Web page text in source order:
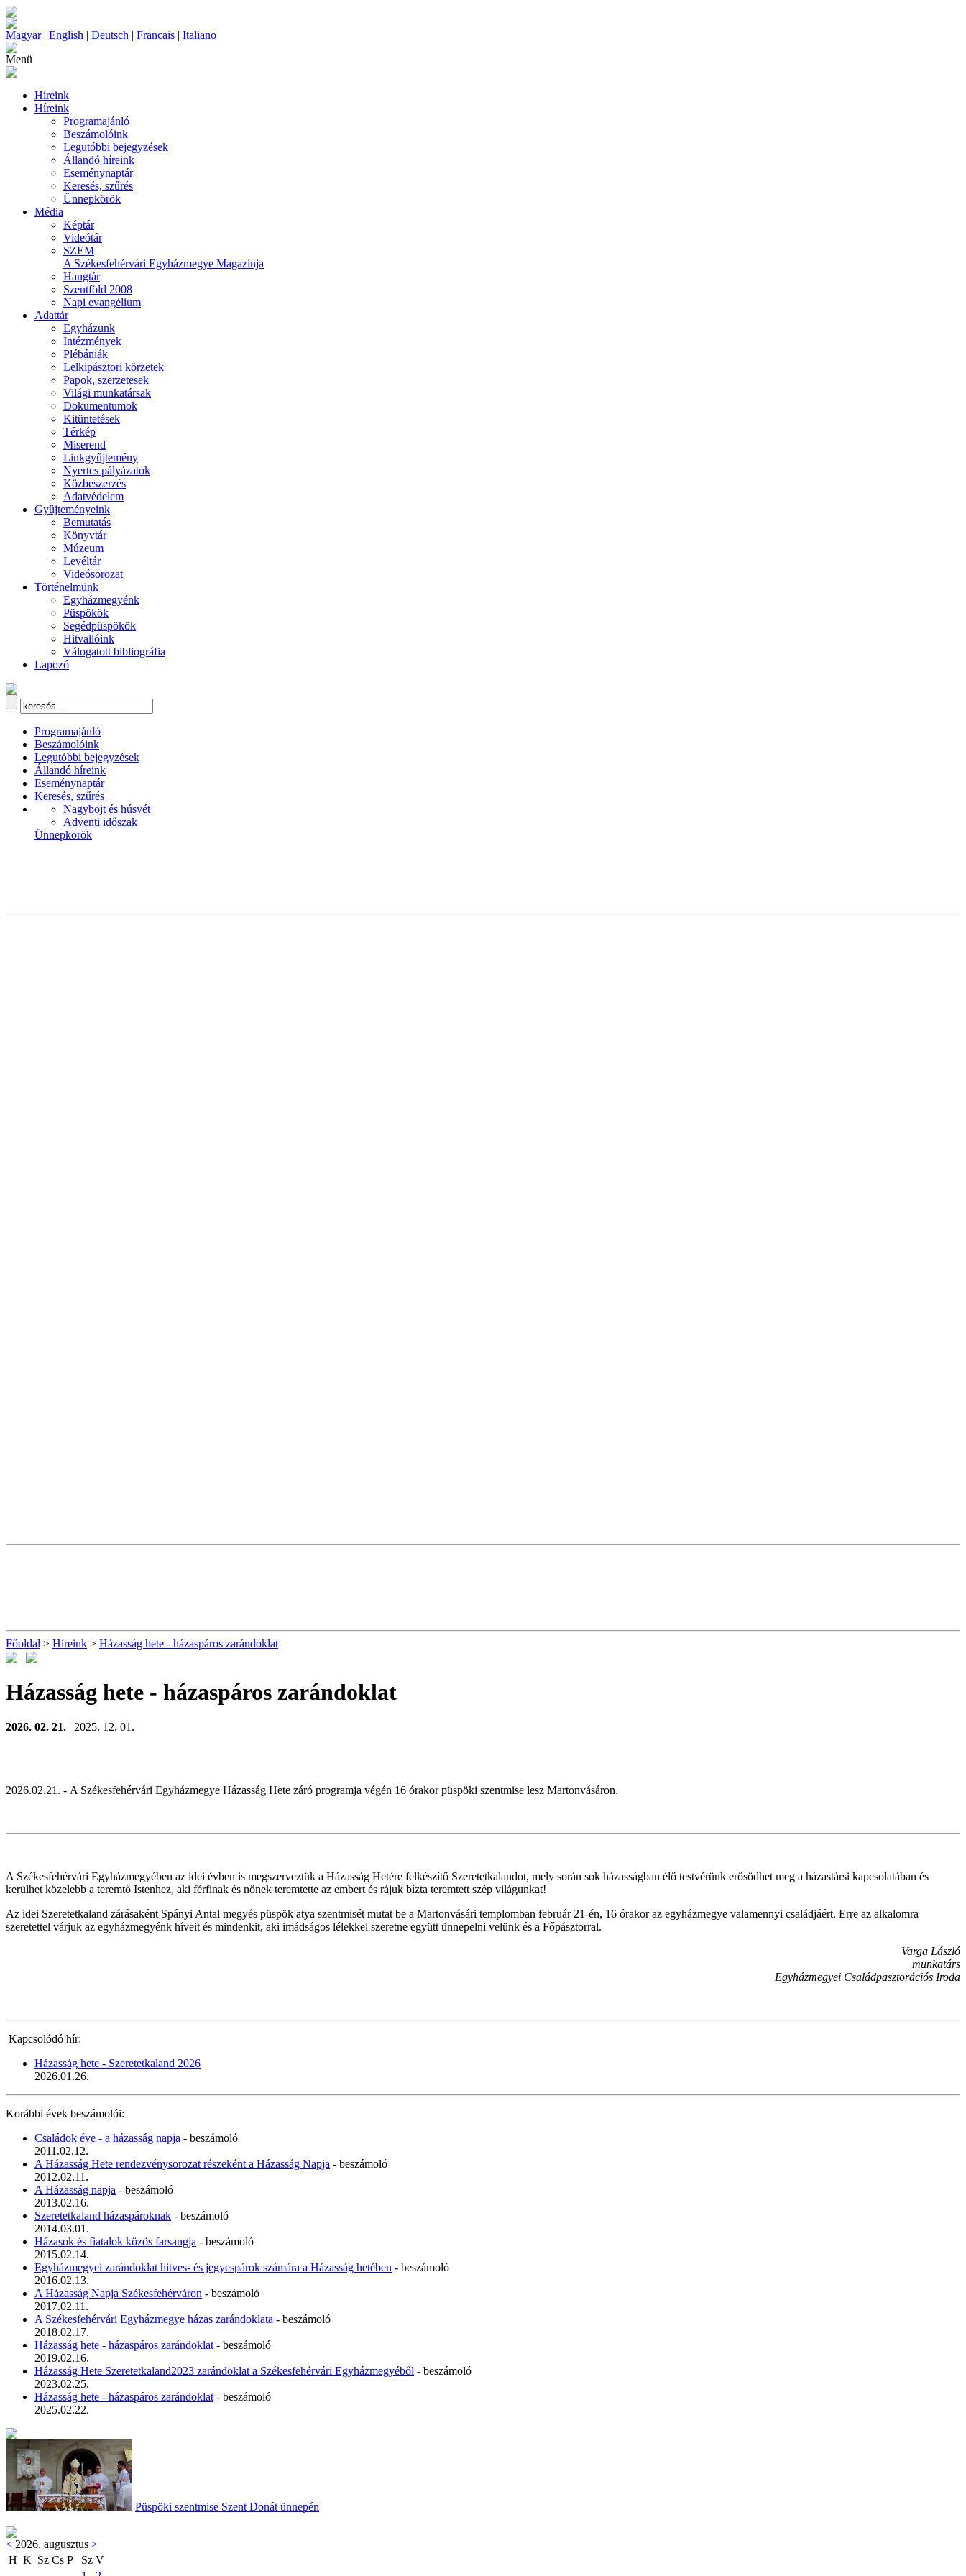
Magyar| English | Deutsch | Francais | Italiano
Menü
Híreink
Híreink
Programajánló
Beszámolóink
Legutóbbi bejegyzések
Állandó híreink
Eseménynaptár
Keresés, szűrés
Ünnepkörök
Média
Képtár
Videótár
SZEM
A Székesfehérvári Egyházmegye Magazinja
Hangtár
Szentföld 2008
Napi evangélium
Adattár
Egyházunk
Intézmények
Plébániák
Lelkipásztori körzetek
Papok, szerzetesek
Világi munkatársak
Dokumentumok
Kitüntetések
Térkép
Miserend
Linkgyűjtemény
Nyertes pályázatok
Közbeszerzés
Adatvédelem
Gyűjteményeink
Bemutatás
Könyvtár
Múzeum
Levéltár
Videósorozat
Történelmünk
Egyházmegyénk
Püspökök
Segédpüspökök
Hitvallóink
Válogatott bibliográfia
Lapozó
Programajánló
Beszámolóink
Legutóbbi bejegyzések
Állandó híreink
Eseménynaptár
Keresés, szűrés
Nagyböjt és húsvét
Adventi időszak
Ünnepkörök
Főoldal > Híreink > Házasság hete - házaspáros zarándoklat
Házasság hete - házaspáros zarándoklat
2026. 02. 21. | 2025. 12. 01.
2026.02.21. - A Székesfehérvári Egyházmegye Házasság Hete záró programja végén 16 órakor püspöki szentmise lesz Martonvásáron.
A Székesfehérvári Egyházmegyében az idei évben is megszerveztük a Házasság Hetére felkészítő Szeretetkalandot, mely során sok házasságban élő testvérünk erősödhet meg a házastársi kapcsolatában és
kerülhet közelebb a teremtő Istenhez, aki férfinak és nőnek teremtette az embert és rájuk bízta teremtett szép világunkat!
Az idei Szeretetkaland zárásaként Spányi Antal megyés püspök atya szentmisét mutat be a Martonvásári templomban február 21-én, 16 órakor az egyházmegye valamennyi családjáért. Erre az alkalomra
szeretettel várjuk az egyházmegyénk híveit és mindenkit, aki imádságos lélekkel szeretne együtt ünnepelni velünk és a Főpásztorral.
Varga László
munkatárs
Egyházmegyei Családpasztorációs Iroda
Kapcsolódó hír:
Házasság hete - Szeretetkaland 2026
2026.01.26.
Korábbi évek beszámolói:
Családok éve - a házasság napja - beszámoló
2011.02.12.
A Házasság Hete rendezvénysorozat részeként a Házasság Napja - beszámoló
2012.02.11.
A Házasság napja - beszámoló
2013.02.16.
Szeretetkaland házaspároknak - beszámoló
2014.03.01.
Házasok és fiatalok közös farsangja - beszámoló
2015.02.14.
Egyházmegyei zarándoklat hitves- és jegyespárok számára a Házasság hetében - beszámoló
2016.02.13.
A Házasság Napja Székesfehérváron - beszámoló
2017.02.11.
A Székesfehérvári Egyházmegye házas zarándoklata - beszámoló
2018.02.17.
Házasság hete - házaspáros zarándoklat - beszámoló
2019.02.16.
Házasság Hete Szeretetkaland2023 zarándoklat a Székesfehérvári Egyházmegyéből - beszámoló
2023.02.25.
Házasság hete - házaspáros zarándoklat - beszámoló
2025.02.22.
Püspöki szentmise Szent Donát ünnepén
< 2026. augusztus >
H K Sz Cs P Sz V